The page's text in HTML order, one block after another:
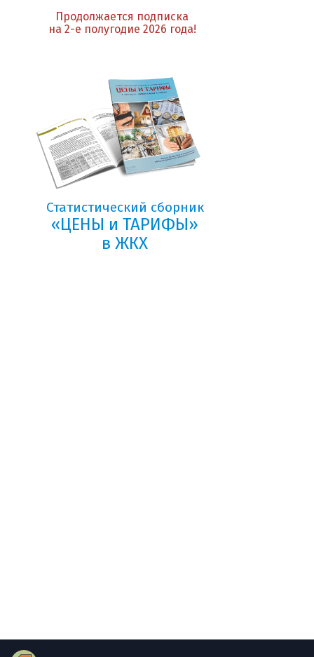
Продолжается подписка
на 2-е полугодие 2026 года!
Статистический сборник
«ЦЕНЫ и ТАРИФЫ»
в ЖКХ